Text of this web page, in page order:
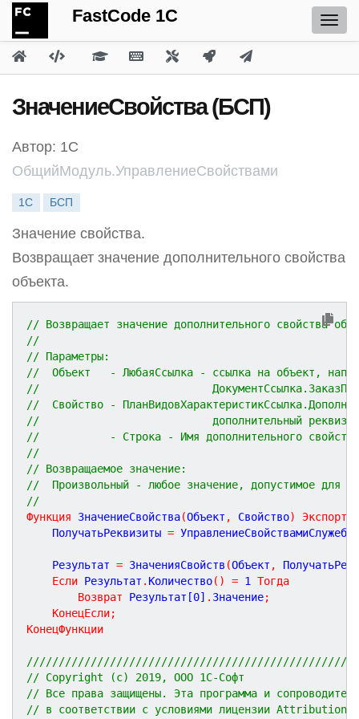
FastCode 1C
ЗначениеСвойства (БСП)
Автор: 1С
ОбщийМодуль.УправлениеСвойствами
1С БСП
Значение свойства.
Возвращает значение дополнительного свойства
объекта.
// Возвращает значение дополнительного свойства
//
// Параметры:
//  Объект   - ЛюбаяСсылка - ссылка на объект,
//
//  Свойство -
//                           дополнительный реквизит,
//           - Строка - Имя дополнительного
//
// Возвращаемое значение:
//  Произвольный - любое значение, допустимое для
//
Функция
ЗначениеСвойства(Объект , Свойство)
Экспорт
	ПолучатьРеквизиты
=
	Результат
= ЗначенияСвойств (Объект ,
Если Результат . Количество( ) = 1
Тогда
Возврат Результат[0] . Значение;
КонецЕсли;
КонецФункции
// Copyright (c) 2019, ООО 1С-Софт
// Все права защищены. Эта программа и
// в соответствии с условиями лицензии